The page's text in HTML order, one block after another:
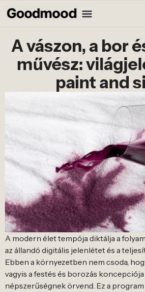
A vászon, a bor
művész:
paint and
A modern élet tempója diktálja a
az állandó digitális jelenlétet és a
Ebben a környezetben nem csoda,
vagyis a festés és borozás
népszerűségnek örvend. Ez a